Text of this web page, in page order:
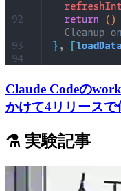
Claude Codeの
かけて4リリースで
⚗️ 実験記事